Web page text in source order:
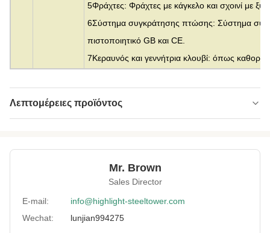
5Φράχτες: Φράχτες με κάγκελο και σχοινί με
6Σύστημα συγκράτησης πτώσης: Σύστημα
πιστοποιητικό GB και CE.
7Κεραυνός και γεννήτρια κλουβί: όπως
Λεπτομέρειες προϊόντος
Height: 10μ έως 500μ
μονόπολο
Certification: SGS, CE, ISO
Warranty: 15 Χρόνια
Mr. Brown
Sales Director
E-mail:
info@highlight-steeltower.com
Wechat:
lunjian994275